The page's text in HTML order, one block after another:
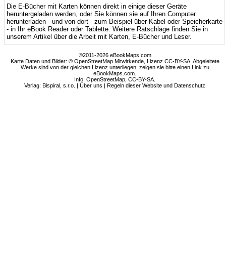
Die E-Bücher mit Karten können direkt in einige dieser Geräte
heruntergeladen werden, oder Sie können sie auf Ihren Computer
herunterladen - und von dort - zum Beispiel über Kabel oder Speicherkarte
- in Ihr eBook Reader oder Tablette. Weitere Ratschläge finden Sie in
unserem Artikel über die Arbeit mit Karten, E-Bücher und Leser.
©2011-2026 eBookMaps.com
Karte Daten und Bilder: © OpenStreetMap Mitwirkende, Lizenz CC-BY-SA. Abgeleitete
Werke sind von der gleichen Lizenz unterliegen; zeigen sie bitte einen Link zu
eBookMaps.com.
Info:OpenStreetMap ,CC-BY-SA
Verlag: Bispiral, s.r.o. |Über uns |Regeln dieser Website und Datenschutz